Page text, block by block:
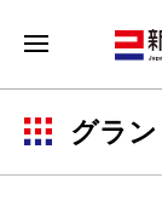
グラ